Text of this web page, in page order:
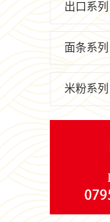
出口系列
面条系列
米粉系列